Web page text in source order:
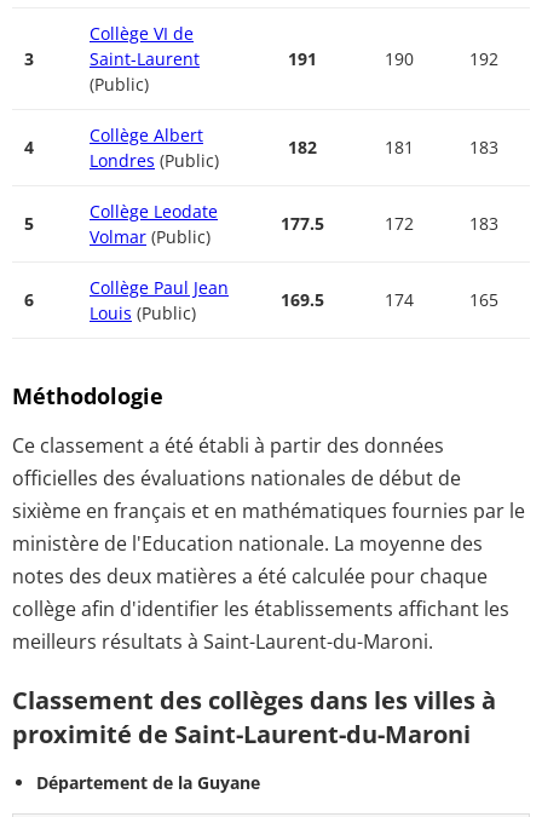
3
Collège VI de
Saint-Laurent
(Public)
191 190 192
4
Collège Albert
Londres (Public)
182 181 183
5
Collège Leodate
Volmar (Public)
177.5 172 183
6
Collège Paul Jean
Louis (Public)
169.5 174 165
Méthodologie
Ce classement a été établi à partir des données
officielles des évaluations nationales de début de
sixième en français et en mathématiques fournies par le
ministère de l'Education nationale. La moyenne des
notes des deux matières a été calculée pour chaque
collège afin d'identifier les établissements affichant les
meilleurs résultats à Saint-Laurent-du-Maroni.
Classement des collèges dans les villes à
proximité de Saint-Laurent-du-Maroni
Département de la Guyane